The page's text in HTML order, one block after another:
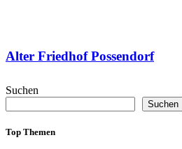
Alter Friedhof Possendorf
Suchen
Suchen
Top Themen